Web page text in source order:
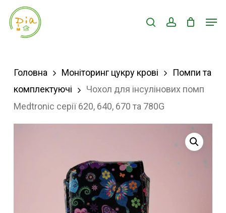
Skip
searchaccount
Головна Моніторинг цукру крові
Помпи та
комплектуючі
Чохол для інсулінових помп
Medtronic серії 620, 640, 670 та 780G